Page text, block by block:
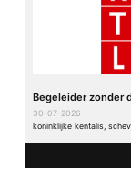
Begeleider zonder
30-07-2026
koninklijke kentalis,